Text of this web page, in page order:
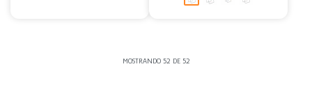
MOSTRANDO 52 DE 52